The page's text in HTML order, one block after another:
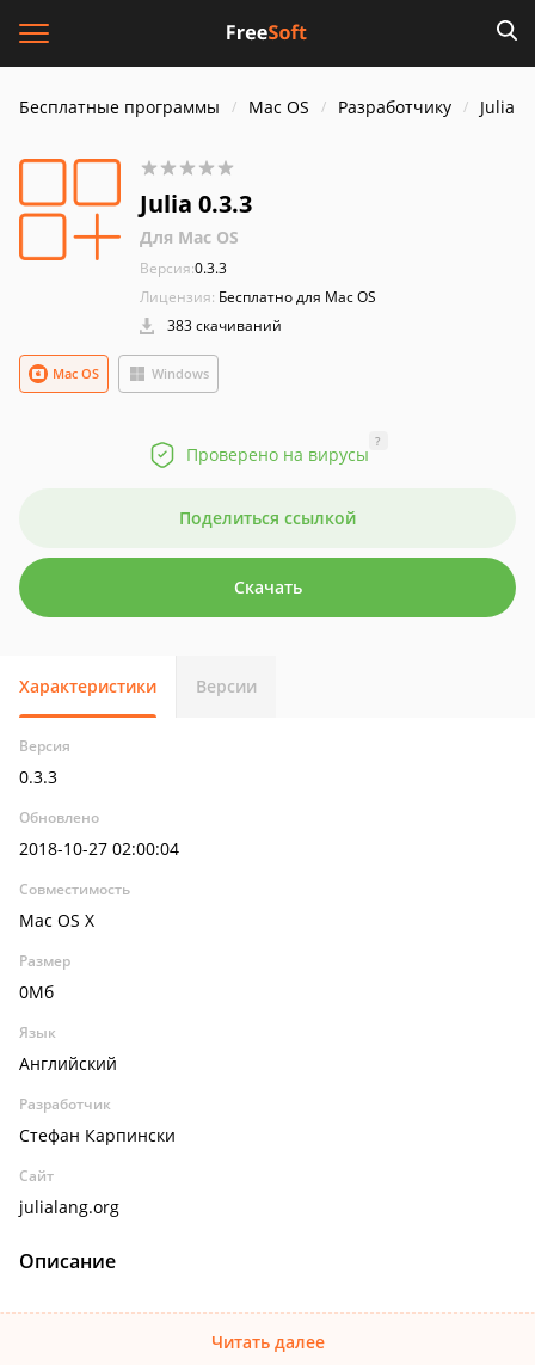
Бесплатные программы Mac OS Разработчику Julia
Julia 0.3.3
Для Mac OS
Версия:0.3.3
Лицензия: Бесплатно для Mac OS
383 скачиваний
Windows
Mac OS
Проверено на вирусы
?
Поделиться ссылкой
Скачать
Характеристики Версии
Версия
0.3.3
Обновлено
2018-10-27 02:00:04
Совместимость
Mac OS X
Размер
0Мб
Язык
Английский
Разработчик
Стефан Карпински
Сайт
julialang.org
Описание
Читать далее